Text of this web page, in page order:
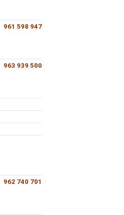
961 598 947
963 939 500
962 740 701